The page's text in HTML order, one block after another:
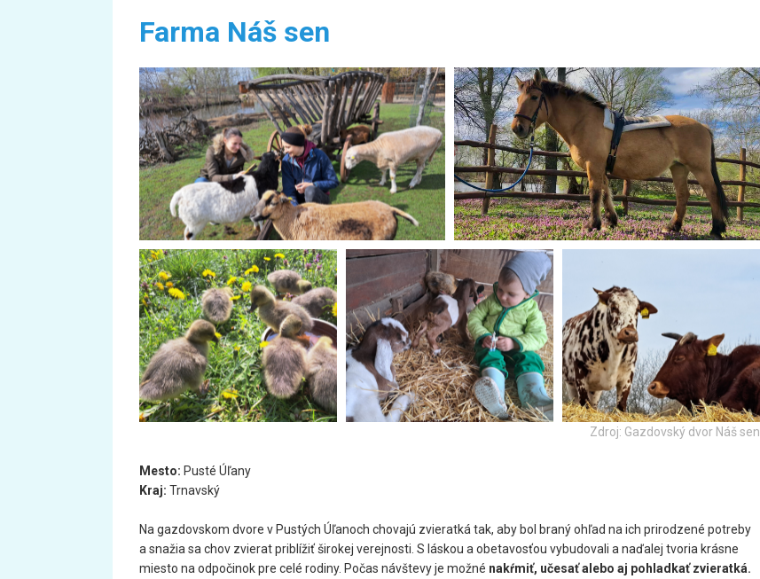
Farma Náš sen
Zdroj: Gazdovský dvor Náš sen
Mesto: Pusté Úľany
Kraj: Trnavský
Na gazdovskom dvore v Pustých Úľanoch chovajú zvieratká tak, aby bol braný ohľad na ich prirodzené potreby
a snažia sa chov zvierat priblížiť širokej verejnosti. S láskou a obetavosťou vybudovali a naďalej tvoria krásne
miesto na odpočinok pre celé rodiny. Počas návštevy je možné nakŕmiť, učesať alebo aj pohladkať zvieratká.